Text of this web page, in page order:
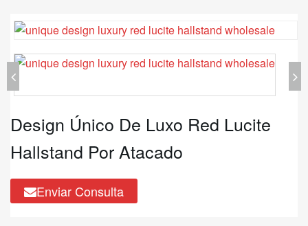
Design Único De Luxo Red Lucite
Hallstand Por Atacado
Enviar Consulta